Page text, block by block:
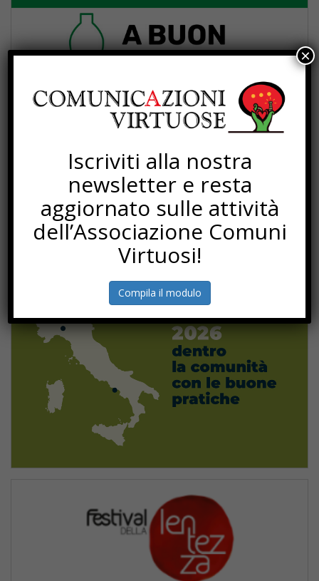
Iscriviti alla nostra
newsletter e resta
aggiornato sulle attività
dell’Associazione Comuni
Virtuosi!
Compila il modulo
×